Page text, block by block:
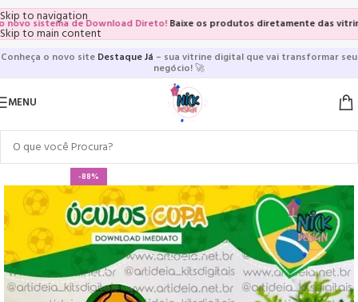
Skip to navigation
Skip to main content
sistema de Download Direto!Baixe os produtos diretamente das vitrines
Conheça o novo site Destaque Já – sua vitrine digital que vai transformar seu
negócio!🚀
MENU
-88%